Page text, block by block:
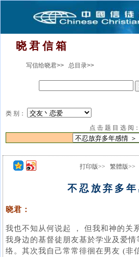
晓 君 信 箱
写信给晓君>> 总目录>>
类 别：
点 击 题 目 选 阅：
打印版>> 繁體版>>
不忍放弃多
晓君：
我也不知从何说起 ， 但我和神的关
我身边的基督徒朋友基於学业及爱情
络。其次我自己常常徘徊在男友 (非